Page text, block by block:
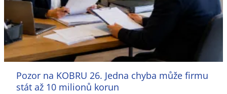
Pozor na KOBRU 26. Jedna chyba může firmu
stát až 10 milionů korun